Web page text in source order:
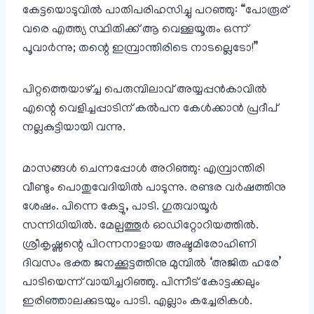
കേട്ടയൊടുവിൽ പാതിപരിഹസിച്ചു പറഞ്ഞു: “പോരൂര്
വരെ എത്ത്യ സ്ഥിതിക്ക് ആ വെള്ളയൂരും ഒന്ന്
പൂവാർന്നു; തന്റെ ഇമ്പ്രാന്തിരിടെ നാടല്ലെടോ!”
പിറ്റത്തെയാഴ്ച്ച പെരുമ്പിലാവ് അയ്യപ്പൻകാവിൽ
എന്റെ വെളിച്ചപ്പാടിന് കൽപന കേൾക്കാൻ പ്രദീപ്‌
നല്ലകുട്ടിയായി വന്നു.
മാസങ്ങൾ ചെന്നപ്പോൾ അറിഞ്ഞു: എമ്പ്രാന്തിരി
വീണ്ടും പൊതുവേദിയിൽ പാടുന്നു. രണ്ടര വർഷത്തിനു
ശേഷം. പിന്നെ കേട്ടു, പാടി. ഗുരുവായൂർ
സന്നിധിയിൽ. മേല്പത്തൂർ ഓഡിറ്റോറിയത്തിൽ.
ശ്രീകൃഷ്ണന്റെ പിറന്നനാളായ അഷ്ടമിരോഹിണി
ദിവസം ഭക്ത ജനക്കൂട്ടത്തിനു മുമ്പിൽ ‘അജിത ഹരേ’
പാടിയെന്ന് വായിച്ചറിഞ്ഞു. പിന്നീട് കോട്ടക്കലും
ഇരിഞ്ഞാലക്കുടയും പാടി. എല്ലാം കച്ചേരികൾ.